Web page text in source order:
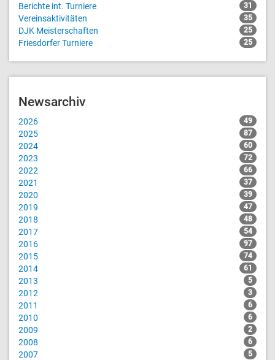
Berichte int. Turniere 31
Vereinsaktivitäten 35
DJK Meisterschaften 25
Friesdorfer Turniere 25
Newsarchiv
2026 49
2025 87
2024 60
2023 72
2022 66
2021 37
2020 39
2019 47
2018 48
2017 54
2016 97
2015 74
2014 61
2013 5
2012 3
2011 6
2010 6
2009 2
2008 6
2007 5